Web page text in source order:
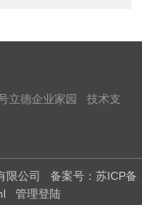
立德企业家园 技术支
限公司 备案号：苏ICP备
管理登陆